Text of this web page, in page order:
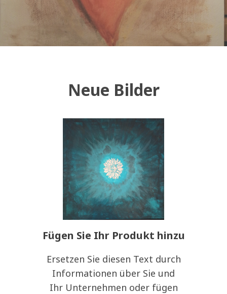
Neue Bilder
Fügen Sie Ihr Produkt hinzu
Ersetzen Sie diesen Text durch
Informationen über Sie und
Ihr Unternehmen oder fügen